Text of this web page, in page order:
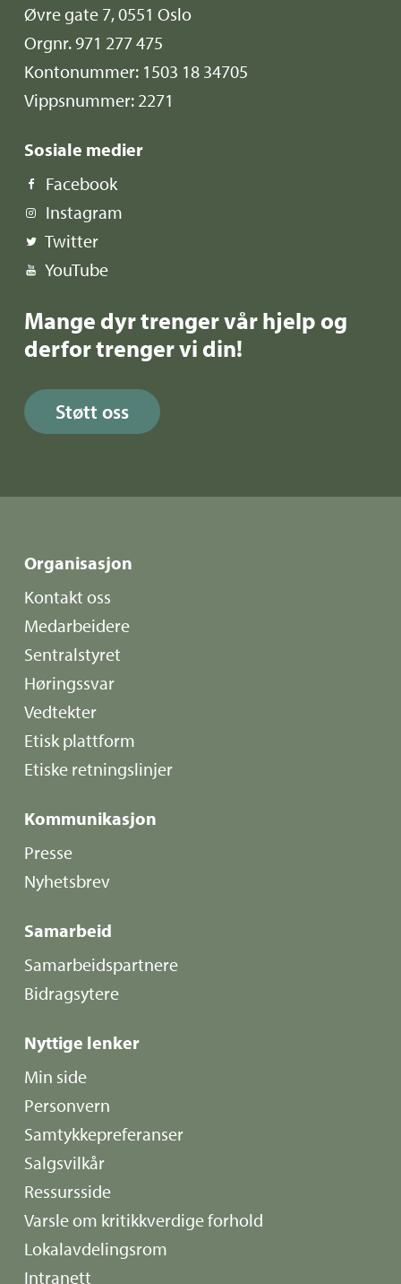
Øvre gate 7, 0551 Oslo
Orgnr. 971 277 475
Kontonummer: 1503 18 34705
Vippsnummer: 2271
Sosiale medier
Facebook
Instagram
Twitter
YouTube
Mange dyr trenger vår hjelp og
derfor trenger vi din!
Støtt oss
Organisasjon
Kontakt oss
Medarbeidere
Sentralstyret
Høringssvar
Vedtekter
Etisk plattform
Etiske retningslinjer
Kommunikasjon
Presse
Nyhetsbrev
Samarbeid
Samarbeidspartnere
Bidragsytere
Nyttige lenker
Min side
Personvern
Samtykkepreferanser
Salgsvilkår
Ressursside
Varsle om kritikkverdige forhold
Lokalavdelingsrom
Intranett